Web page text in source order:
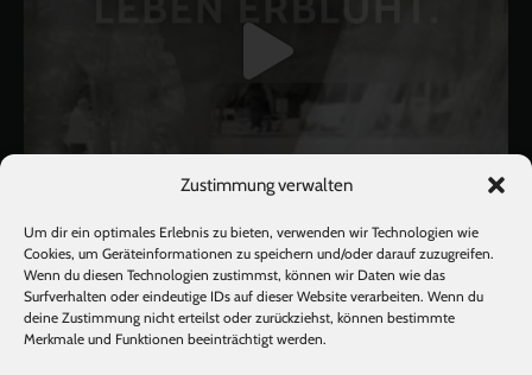
Zustimmung verwalten
Um dir ein optimales Erlebnis zu bieten, verwenden wir Technologien wie
Cookies, um Geräteinformationen zu speichern und/oder darauf zuzugreifen.
Wenn du diesen Technologien zustimmst, können wir Daten wie das
Surfverhalten oder eindeutige IDs auf dieser Website verarbeiten. Wenn du
deine Zustimmung nicht erteilst oder zurückziehst, können bestimmte
Merkmale und Funktionen beeinträchtigt werden.
Mehr laden Auf Instagram folgen